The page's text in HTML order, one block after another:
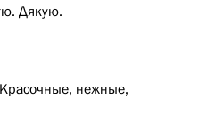
Дякую.
нежные,